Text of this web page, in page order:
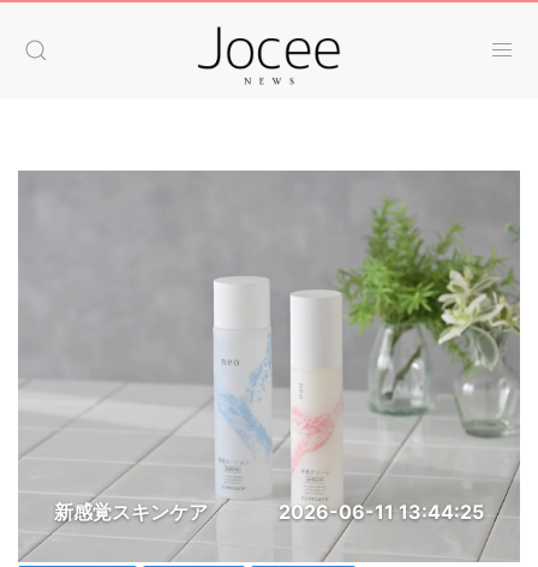
新感覚スキンケア 2026-06-11 13:44:25